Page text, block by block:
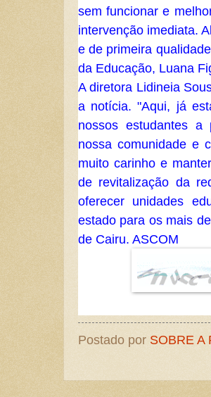
sem funcionar e
intervenção imediata.
e de primeira
da Educação, Luana
A diretora Lidineia
a notícia. "Aqui, já
nossos estudantes
nossa comunidade e
muito carinho e
de revitalização da
oferecer unidades
estado para os mais
de Cairu. ASCOM
Postado por SOBRE A